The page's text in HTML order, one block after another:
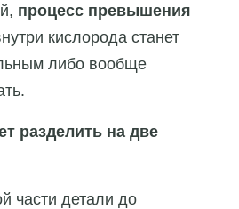
процесс превышения
кислорода станет
либо вообще
разделить на две
части детали до